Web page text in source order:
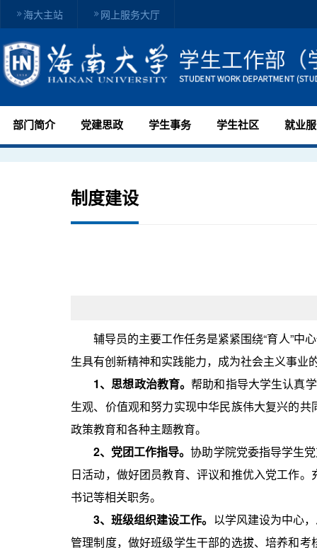
海大主站 网上服务大厅
部门简介 党建思政 学生事务 学生社区 就业
制度建设
辅导员的主要工作任务是紧紧围绕“育人”中
生具有创新精神和实践能力，成为社会主义事
1、思想政治教育。帮助和指导大学生认真
生观、价值观和努力实现中华民族伟大复兴的
政策教育和各种主题教育。
2、党团工作指导。协助学院党委指导学生
日活动，做好团员教育、评议和推优入党工作
书记等相关职务。
3、班级组织建设工作。 以学风建设为中心
管理制度，做好班级学生干部的选拔、培养和